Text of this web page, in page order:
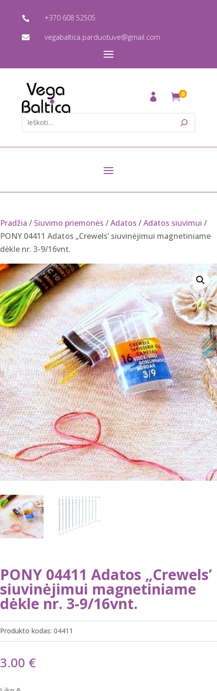
 +370 608 52505
 vegabaltica.parduotuve@gmail.com
0
Pradžia / Siuvimo priemonės /Adatos /Adatos siuvimui /
PONY 04411 Adatos „Crewels’ siuvinėjimui magnetiniame
dėkle nr. 3-9/16vnt.
PONY 04411 Adatos „Crewels’
siuvinėjimui magnetiniame
dėkle nr. 3-9/16vnt.
Produkto kodas: 04411
3.00 €